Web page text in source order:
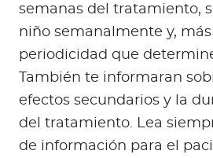
semanas del tratamiento,
niño semanalmente y,
periodicidad que
También te informaran
efectos secundarios y la
del tratamiento. Lea
de información para el